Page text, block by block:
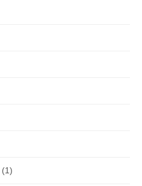
(1)